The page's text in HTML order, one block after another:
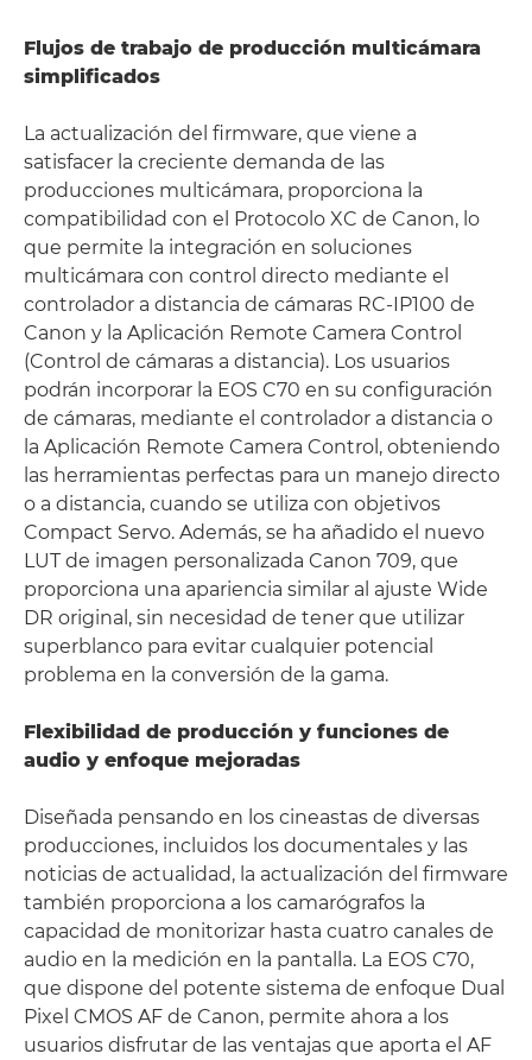
Flujos de trabajo de producción multicámara
simplificados
La actualización del firmware, que viene a
satisfacer la creciente demanda de las
producciones multicámara, proporciona la
compatibilidad con el Protocolo XC de Canon, lo
que permite la integración en soluciones
multicámara con control directo mediante el
controlador a distancia de cámaras RC-IP100 de
Canon y la Aplicación Remote Camera Control
(Control de cámaras a distancia). Los usuarios
podrán incorporar la EOS C70 en su configuración
de cámaras, mediante el controlador a distancia o
la Aplicación Remote Camera Control, obteniendo
las herramientas perfectas para un manejo directo
o a distancia, cuando se utiliza con objetivos
Compact Servo. Además, se ha añadido el nuevo
LUT de imagen personalizada Canon 709, que
proporciona una apariencia similar al ajuste Wide
DR original, sin necesidad de tener que utilizar
superblanco para evitar cualquier potencial
problema en la conversión de la gama.
Flexibilidad de producción y funciones de
audio y enfoque mejoradas
Diseñada pensando en los cineastas de diversas
producciones, incluidos los documentales y las
noticias de actualidad, la actualización del firmware
también proporciona a los camarógrafos la
capacidad de monitorizar hasta cuatro canales de
audio en la medición en la pantalla. La EOS C70,
que dispone del potente sistema de enfoque Dual
Pixel CMOS AF de Canon, permite ahora a los
usuarios disfrutar de las ventajas que aporta el AF